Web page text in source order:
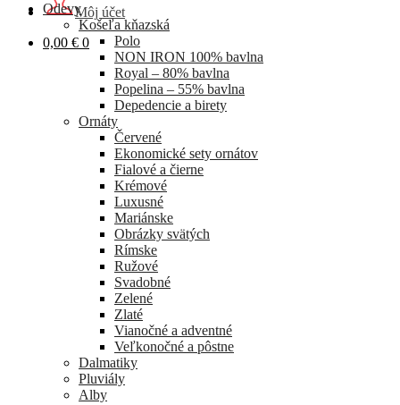
Môj účet
0,00 € 0
Odevy
Košeľa kňazská
Polo
NON IRON 100% bavlna
Royal – 80% bavlna
Popelina – 55% bavlna
Depedencie a birety
Ornáty
Červené
Ekonomické sety ornátov
Fialové a čierne
Krémové
Luxusné
Mariánske
Obrázky svätých
Rímske
Ružové
Svadobné
Zelené
Zlaté
Vianočné a adventné
Veľkonočné a pôstne
Dalmatiky
Pluviály
Alby